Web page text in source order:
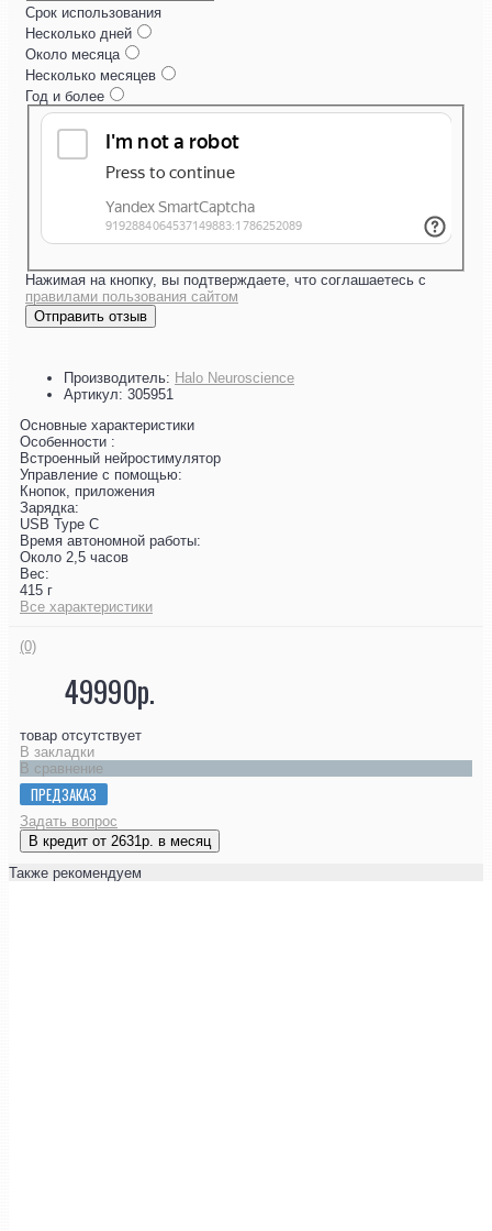
Срок использования
Несколько дней
Около месяца
Несколько месяцев
Год и более
Нажимая на кнопку, вы подтверждаете, что соглашаетесь с
правилами пользования сайтом
Отправить отзыв
Производитель: Halo Neuroscience
Артикул: 305951
Основные характеристики
Особенности :
Встроенный нейростимулятор
Управление с помощью:
Кнопок, приложения
Зарядка:
USB Type C
Время автономной работы:
Около 2,5 часов
Вес:
415 г
Все характеристики
(0)
49990р.
товар отсутствует
В закладки
В сравнение
ПРЕДЗАКАЗ
Задать вопрос
В кредит от 2631р. в месяц
Также рекомендуем